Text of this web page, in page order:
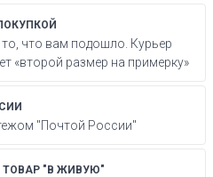
то, что вам подошло. Курьер
«второй размер на примерку»
"Почтой России"
"В ЖИВУЮ"